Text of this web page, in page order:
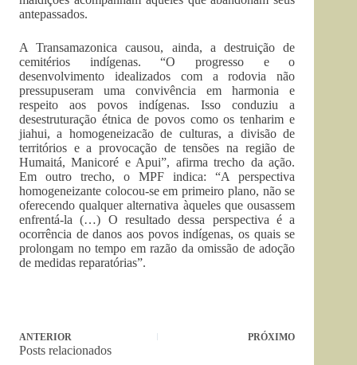
antepassados.
A Transamazonica causou, ainda, a destruição de
cemitérios indígenas. “O progresso e o
desenvolvimento idealizados com a rodovia não
pressupuseram uma convivência em harmonia e
respeito aos povos indígenas. Isso conduziu a
desestruturação étnica de povos como os tenharim e
jiahui, a homogeneizacão de culturas, a divisão de
territórios e a provocação de tensões na região de
Humaitá, Manicoré e Apui”, afirma trecho da ação.
Em outro trecho, o MPF indica: “A perspectiva
homogeneizante colocou-se em primeiro plano, não se
oferecendo qualquer alternativa àqueles que ousassem
enfrentá-la (…) O resultado dessa perspectiva é a
ocorrência de danos aos povos indígenas, os quais se
prolongam no tempo em razão da omissão de adoção
de medidas reparatórias”.
ANTERIOR PRÓXIMO
Posts relacionados